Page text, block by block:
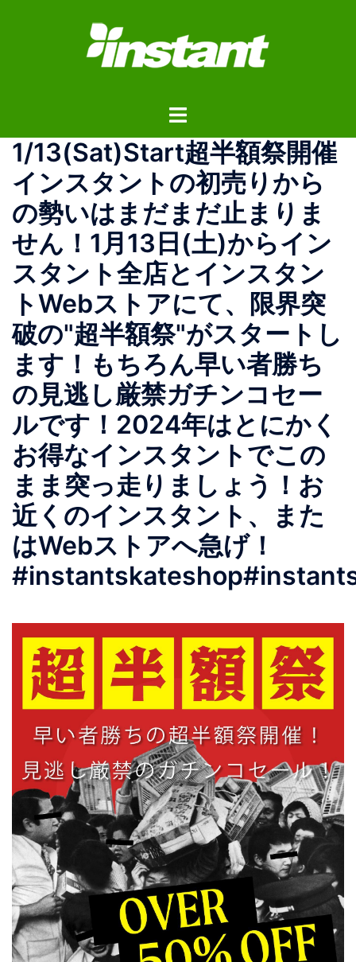
ス
ト
ル
メ
ニ
ュ
ー
1/13(Sat)Start超半額祭開催️
インスタントの初売りから
の勢いはまだまだ止まりま
せん！1月13日(土)からイン
スタント全店とインスタン
トWebストアにて、限界突
破の"超半額祭"がスタートし
ます！もちろん早い者勝ち
の見逃し厳禁ガチンコセー
ルです！2024年はとにかく
お得なインスタントでこの
まま突っ走りましょう！お
近くのインスタント、また
はWebストアへ急げ！